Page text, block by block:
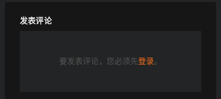
发表评论
要发表评论，您必须先登录。